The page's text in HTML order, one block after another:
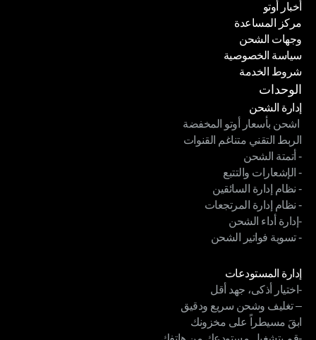
قصص النجاح
أخبار أوتو
أخبار أوتو
مركز المساعدة
مركز المساعدة
وجهات الشحن
وجهات الشحن
سياسة الخصوصية
سياسة الخصوصية
شروط الخدمة
شروط الخدمة
الوحدات
إدارة الشحن
إدارة الشحن
اشحن بأسعار أوتو المخفضة
اشحن بأسعار أوتو المخفضة
الربط التقني متناغم القنوات
الربط التقني متناغم القنوات
- أتمتة الشحن
- أتمتة الشحن
- الإشعارات والتتبع
- الإشعارات والتتبع
- نظام إدارة السائقين
- نظام إدارة السائقين
- نظام إدارة المرتجعات
- نظام إدارة المرتجعات
-إدارة أداء الشحن
-إدارة أداء الشحن
- تسوية فواتير الشحن
إدارة المستودعات
إدارة المستودعات
-اختيار أذكى، جهد أقل
-اختيار أذكى، جهد أقل
– تغليف وشحن سريع ودقيق
– تغليف وشحن سريع ودقيق
ابقَ مسيطراً على مخزونك